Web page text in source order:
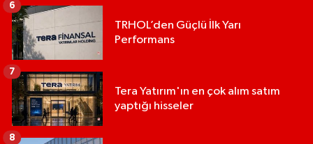
TRHOL’den Güçlü İlk Yarı
Performans
6
Tera Yatırım'ın en çok alım satım
yaptığı hisseler
7
8